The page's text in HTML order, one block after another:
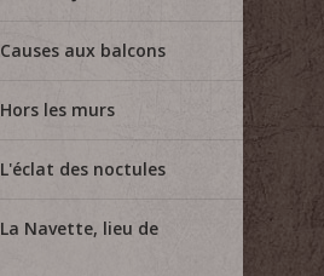
Causes aux balcons
Hors les murs
L'éclat des noctules
La Navette, lieu de